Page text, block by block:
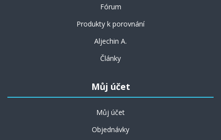
Fórum
Produkty k porovnání
Aljechin A.
Články
Můj účet
Můj účet
Objednávky